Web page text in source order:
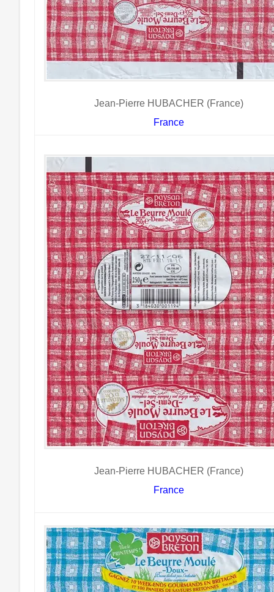
Jean-Pierre HUBACHER (France)
France
Jean-Pierre HUBACHER (France)
France